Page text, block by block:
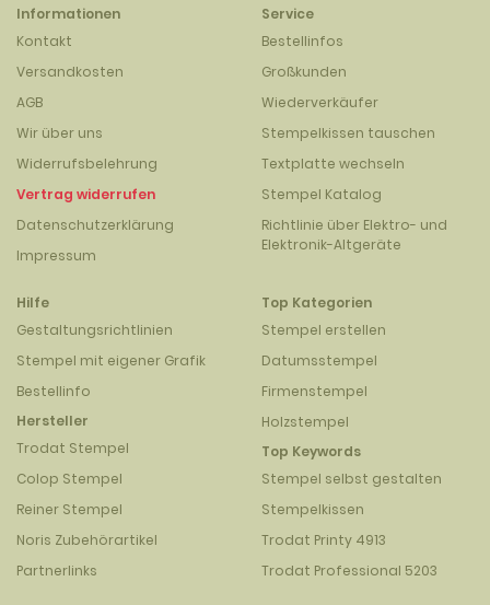
Informationen
Kontakt
Versandkosten
AGB
Wir über uns
Widerrufsbelehrung
Vertrag widerrufen
Datenschutzerklärung
Impressum
Service
Bestellinfos
Großkunden
Wiederverkäufer
Stempelkissen tauschen
Textplatte wechseln
Stempel Katalog
Richtlinie über Elektro- und
Elektronik-Altgeräte
Hilfe
Gestaltungsrichtlinien
Stempel mit eigener Grafik
Bestellinfo
Hersteller
Trodat Stempel
Colop Stempel
Reiner Stempel
Noris Zubehörartikel
Partnerlinks
Top Kategorien
Stempel erstellen
Datumsstempel
Firmenstempel
Holzstempel
Top Keywords
Stempel selbst gestalten
Stempelkissen
Trodat Printy 4913
Trodat Professional 5203